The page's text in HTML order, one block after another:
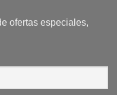
ofertas especiales,